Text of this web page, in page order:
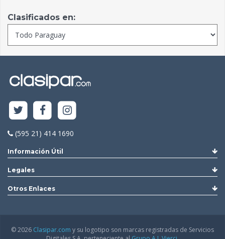
Clasificados en:
(595 21) 414 1690
Información Útil
Legales
Otros Enlaces
© 2026 Clasipar.com y su logotipo son marcas registradas de Servicios